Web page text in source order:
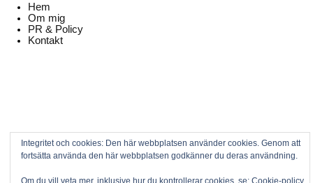
Hem
Om mig
PR & Policy
Kontakt
Integritet och cookies: Den här webbplatsen använder cookies. Genom att
fortsätta använda den här webbplatsen godkänner du deras användning.
Om du vill veta mer, inklusive hur du kontrollerar cookies, se: Cookie-policy